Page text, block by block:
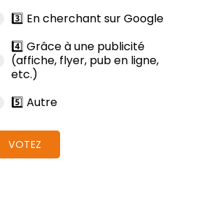
3️⃣ En cherchant sur Google
4️⃣ Grâce à une publicité
(affiche, flyer, pub en ligne,
etc.)
5️⃣ Autre
VOTEZ